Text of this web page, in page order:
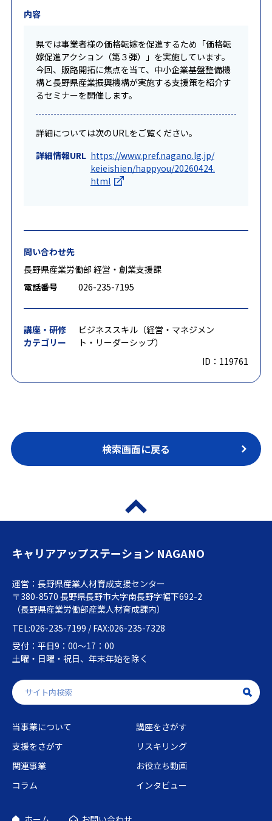
内容
県では事業者様の価格転嫁を促進するため「価格転
嫁促進アクション（第３弾）」を実施しています。
今回、販路開拓に焦点を当て、中小企業基盤整備機
構と長野県産業振興機構が実施する支援策を紹介す
るセミナーを開催します。
詳細については次のURLをご覧ください。
詳細情報URL https://www.pref.nagano.lg.jp/
keieishien/happyou/20260424.
html
問い合わせ先
長野県産業労働部 経営・創業支援課
電話番号
026-235-7195
講座・研修
カテゴリー
ビジネススキル（経営・マネジメン
ト・リーダーシップ）
ID：119761
検索画面に戻る
キャリアアップステーション NAGANO
運営：長野県産業人材育成支援センター
〒380-8570 長野県長野市大字南長野字幅下692-2
（長野県産業労働部産業人材育成課内）
TEL:026-235-7199 / FAX:026-235-7328
受付：平日9：00～17：00
土曜・日曜・祝日、年末年始を除く
当事業について
講座をさがす
支援をさがす
リスキリング
関連事業
お役立ち動画
コラム
インタビュー